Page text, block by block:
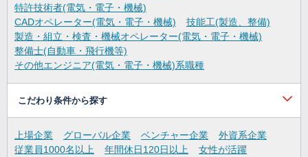
特許技術者(電気・電子・機械)
CADオペレーター(電気・電子・機械)
技能工(製造、整備)
製造・組立・検査・機械オペレーター(電気・電子・機械)
整備士(自動車・飛行機等)
その他エンジニア(電気・電子・機械)系職種
こだわり条件から探す
上場企業 グローバル企業 ベンチャー企業
外資系企業
従業員1000名以上
年間休日120日以上
女性が活躍